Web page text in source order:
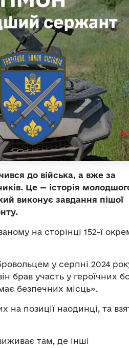
до війська, а вже за
Це — історія
виконує завдання пішої
на сторінці 152-ї
у серпні 2024
брав участь у героїчних
безпечних місць».
на позиції наодинці, та
там, де інші